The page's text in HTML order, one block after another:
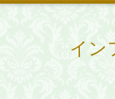
イン